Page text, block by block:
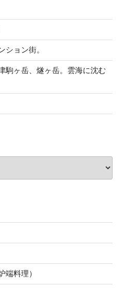
ション街。
駒ヶ岳、燧ヶ岳。雲海に沈む
端料理）